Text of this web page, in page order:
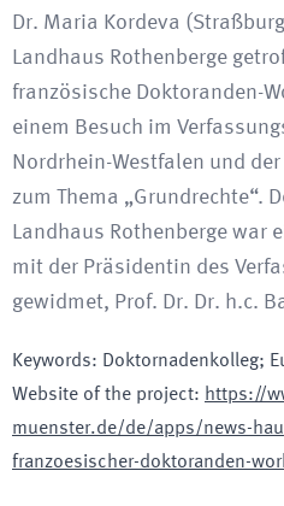
Dr. Maria Kordeva
Landhaus Rothenberge
französische Doktoranden-
einem Besuch im
Nordrhein-Westfalen und
zum Thema „Grundrechte“.
Landhaus Rothenberge war
mit der Präsidentin des
gewidmet, Prof. Dr. Dr. h.c.
Keywords: Doktornadenkolleg;
Website of the project: https://
muenster.de/de/apps/news-
franzoesischer-doktoranden-